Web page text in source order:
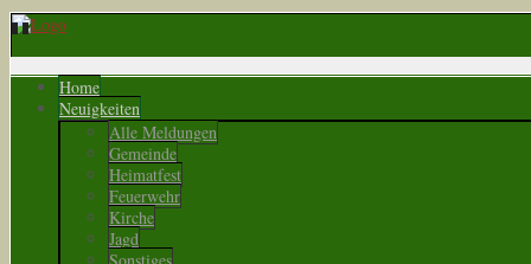
Home
Neuigkeiten
Alle Meldungen
Gemeinde
Heimatfest
Feuerwehr
Kirche
Jagd